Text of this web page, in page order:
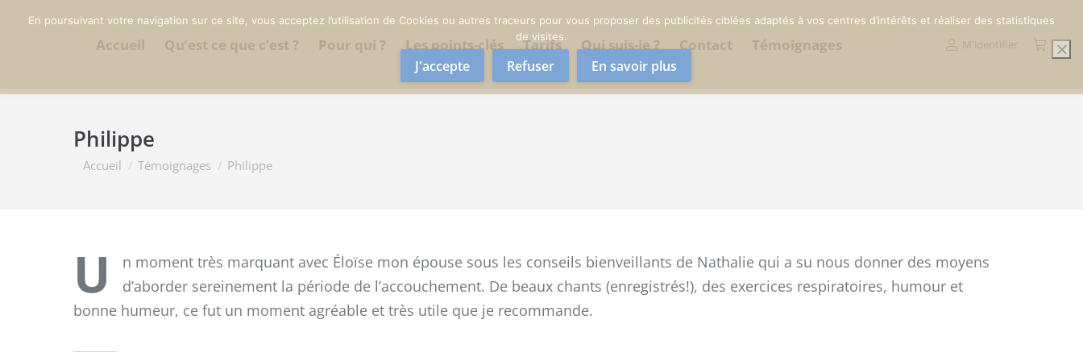
Accueil Qu’est ce que c’est ? Pour qui ? Les points-clés Tarifs Qui suis-je ? Contact Témoignages M'identifier
Philippe
Vous êtes ici :
Accueil Témoignages Philippe
U
n moment très marquant avec Éloïse mon épouse sous les conseils bienveillants de Nathalie qui a su nous donner des moyens
d’aborder sereinement la période de l’accouchement. De beaux chants (enregistrés!), des exercices respiratoires, humour et
bonne humeur, ce fut un moment agréable et très utile que je recommande.
En poursuivant votre navigation sur ce site, vous acceptez l’utilisation de Cookies ou autres traceurs pour vous proposer des publicités ciblées adaptés à vos centres d’intérêts et réaliser des statistiques
de visites.
J'accepte Refuser En savoir plus